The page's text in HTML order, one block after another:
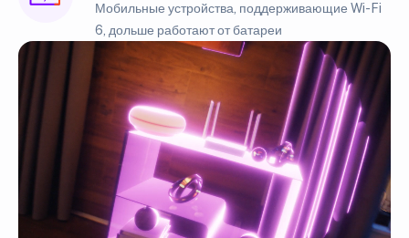
Мобильные устройства, поддерживающие Wi-Fi
6, дольше работают от батареи